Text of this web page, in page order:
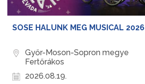
SOSE HALUNK MEG MUSICAL 2026
Győr-Moson-Sopron megye
Fertőrákos
2026.08.19.